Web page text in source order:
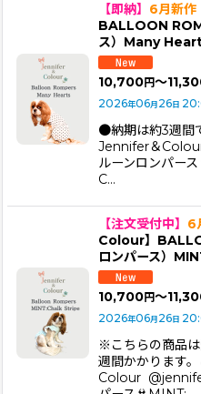
【即納】 6月新作
BALLOON
ス）Many
10,700円～
2026年06月26日
●納期は約3週間
Jennifer＆
ルーンロンパー
C…
【注文受付中】 6
Colour】
ロンパース）
10,700円～
2026年06月26日
※こちらの商品
週間かかります
Colour